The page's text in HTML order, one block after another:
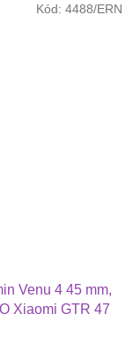
Venu 4 45 mm,
Xiaomi GTR 47
Kód: 4488/ERN